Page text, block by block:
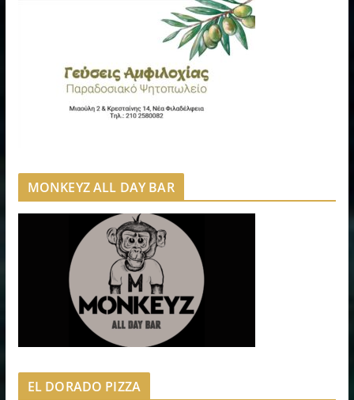
MONKEYZ ALL DAY BAR
EL DORADO PIZZA